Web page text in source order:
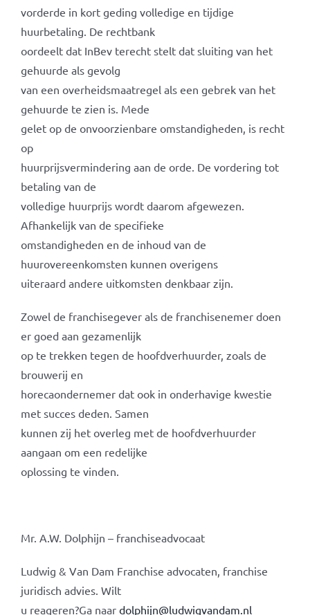
vorderde in kort geding volledige en tijdige
huurbetaling. De rechtbank
oordeelt dat InBev terecht stelt dat sluiting van het
gehuurde als gevolg
van een overheidsmaatregel als een gebrek van het
gehuurde te zien is. Mede
gelet op de onvoorzienbare omstandigheden, is recht
op
huurprijsvermindering aan de orde. De vordering tot
betaling van de
volledige huurprijs wordt daarom afgewezen.
Afhankelijk van de specifieke
omstandigheden en de inhoud van de
huurovereenkomsten kunnen overigens
uiteraard andere uitkomsten denkbaar zijn.
Zowel de franchisegever als de franchisenemer doen
er goed aan gezamenlijk
op te trekken tegen de hoofdverhuurder, zoals de
brouwerij en
horecaondernemer dat ook in onderhavige kwestie
met succes deden. Samen
kunnen zij het overleg met de hoofdverhuurder
aangaan om een redelijke
oplossing te vinden.
Mr. A.W. Dolphijn – franchiseadvocaat
Ludwig & Van Dam Franchise advocaten, franchise
juridisch advies. Wilt
u reageren?Ga naar dolphijn@ludwigvandam.nl